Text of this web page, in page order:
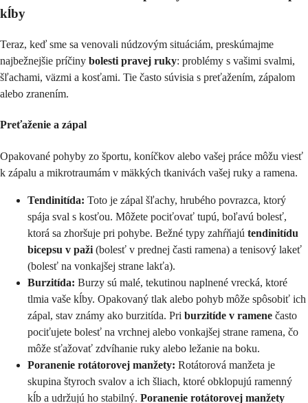
kĺby
Teraz, keď sme sa venovali núdzovým situáciám, preskúmajme
najbežnejšie príčiny bolesti pravej ruky: problémy s vašimi svalmi,
šľachami, väzmi a kosťami. Tie často súvisia s preťažením, zápalom
alebo zranením.
Preťaženie a zápal
Opakované pohyby zo športu, koníčkov alebo vašej práce môžu viesť
k zápalu a mikrotraumám v mäkkých tkanivách vašej ruky a ramena.
Tendinitída: Toto je zápal šľachy, hrubého povrazca, ktorý
spája sval s kosťou. Môžete pociťovať tupú, boľavú bolesť,
ktorá sa zhoršuje pri pohybe. Bežné typy zahŕňajú tendinitídu
bicepsu v paži (bolesť v prednej časti ramena) a tenisový lakeť
(bolesť na vonkajšej strane lakťa).
Burzitída: Burzy sú malé, tekutinou naplnené vrecká, ktoré
tlmia vaše kĺby. Opakovaný tlak alebo pohyb môže spôsobiť ich
zápal, stav známy ako burzitída. Pri burzitíde v ramene často
pociťujete bolesť na vrchnej alebo vonkajšej strane ramena, čo
môže sťažovať zdvíhanie ruky alebo ležanie na boku.
Poranenie rotátorovej manžety: Rotátorová manžeta je
skupina štyroch svalov a ich šliach, ktoré obklopujú ramenný
kĺb a udržujú ho stabilný. Poranenie rotátorovej manžety